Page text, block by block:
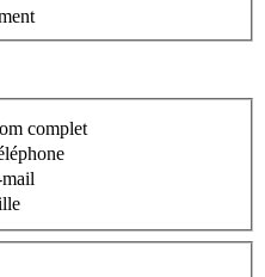
complet